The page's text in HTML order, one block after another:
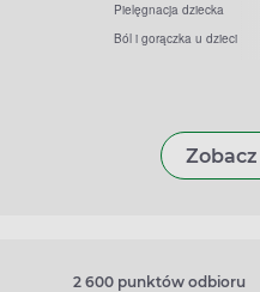
Pielęgnacja dziecka
Ból i gorączka u dzieci
2 600 punktów odbioru